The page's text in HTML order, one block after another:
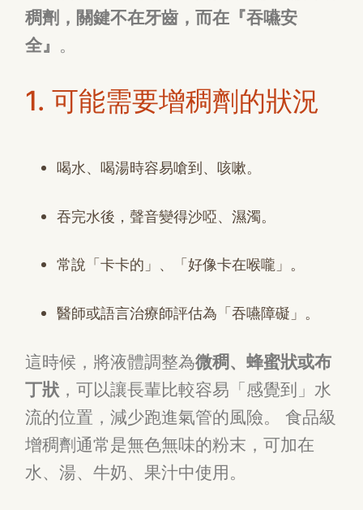
稠劑，關鍵不在牙齒，而在『吞嚥安
全』 。
1. 可能需要增稠劑的狀況
喝水、喝湯時容易嗆到、咳嗽。
吞完水後，聲音變得沙啞、濕濁。
常說「卡卡的」、「好像卡在喉嚨」。
醫師或語言治療師評估為「吞嚥障礙」。
這時候，將液體調整為微稠、蜂蜜狀或布
丁狀 ，可以讓長輩比較容易「感覺到」水
流的位置，減少跑進氣管的風險。 食品級
增稠劑通常是無色無味的粉末，可加在
水、湯、牛奶、果汁中使用。